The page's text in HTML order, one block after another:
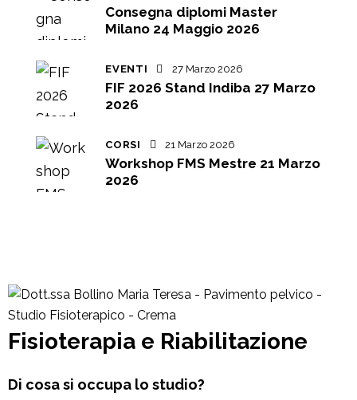
Consegna diplomi Master
Milano 24 Maggio 2026
EVENTI 27 Marzo 2026
FIF 2026 Stand Indiba 27 Marzo
2026
CORSI 21 Marzo 2026
Workshop FMS Mestre 21 Marzo
2026
Fisioterapia e Riabilitazione
Di cosa si occupa lo studio?